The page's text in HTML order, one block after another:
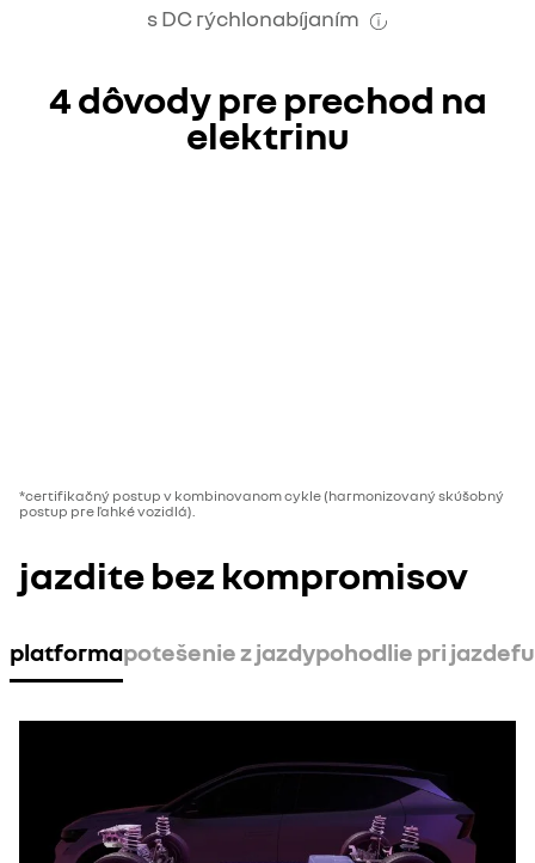
s DC rýchlonabíjaním
4 dôvody pre prechod na
elektrinu
*certifikačný postup v kombinovanom cykle (harmonizovaný skúšobný
postup pre ľahké vozidlá).
jazdite bez kompromisov
platformapotešenie z jazdypohodlie pri jazde